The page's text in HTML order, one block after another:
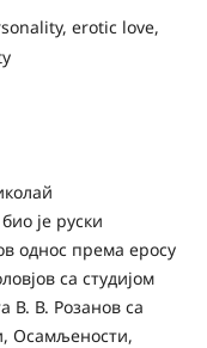
erotic love,
је руски
однос према еросу
са студијом
В. В. Розанов са
Осамљености,